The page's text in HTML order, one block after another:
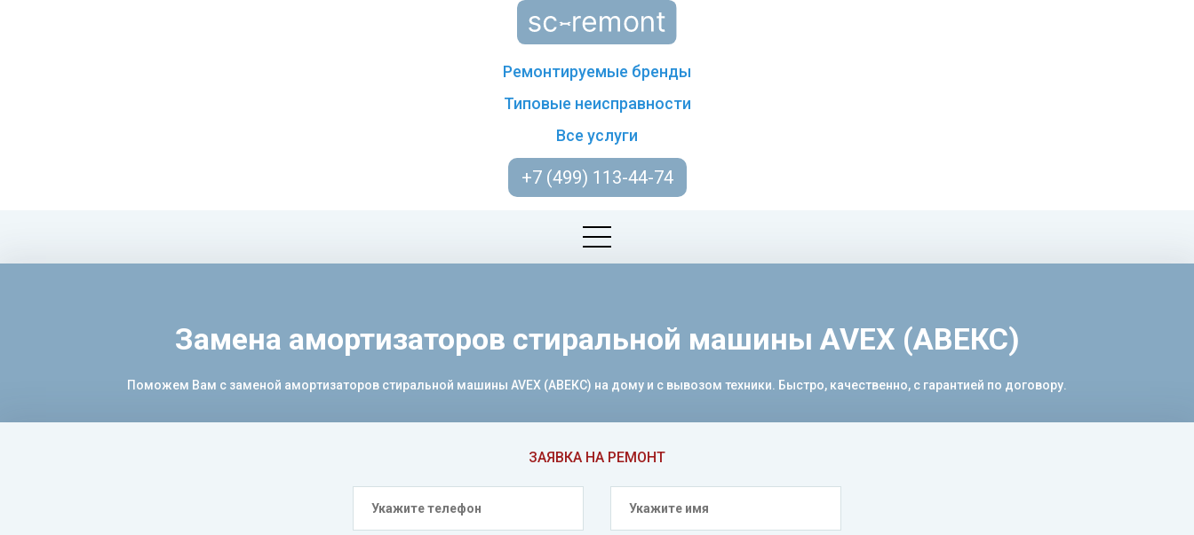
Ремонтируемые бренды
Типовые неисправности
Все услуги
+7 (499) 113-44-74
ЗАЯВКА НА РЕМОНТ
Замена амортизаторов стиральной машины AVEX (АВЕКС)
Поможем Вам с заменой амортизаторов стиральной машины AVEX (АВЕКС) на дому и с вывозом техники. Быстро, качественно, с гарантией по договору.